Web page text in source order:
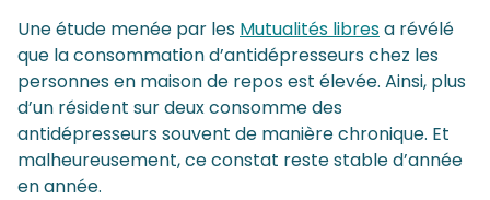
Une étude menée par les Mutualités libresa révélé
que la consommation d’antidépresseurs chez les
personnes en maison de repos est élevée. Ainsi, plus
d’un résident sur deux consomme des
antidépresseurs souvent de manière chronique. Et
malheureusement, ce constat reste stable d’année
en année.